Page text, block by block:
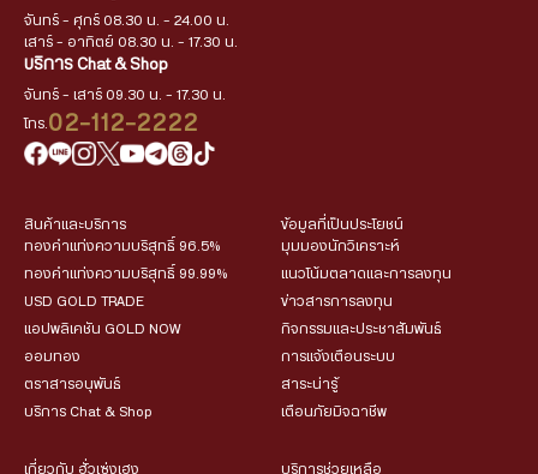
จันทร์ - ศุกร์ 08.30 น. - 24.00 น.
เสาร์ - อาทิตย์ 08.30 น. - 17.30 น.
บริการ Chat & Shop
จันทร์ - เสาร์ 09.30 น. - 17.30 น.
โทร. 02-112-2222
สินค้าและบริการ
ทองคำแท่งความบริสุทธิ์ 96.5%
ทองคำแท่งความบริสุทธิ์ 99.99%
USD GOLD TRADE
แอปพลิเคชัน GOLD NOW
ออมทอง
ตราสารอนุพันธ์
บริการ Chat & Shop
ข้อมูลที่เป็นประโยชน์
มุมมองนักวิเคราะห์
แนวโน้มตลาดและการลงทุน
ข่าวสารการลงทุน
กิจกรรมและประชาสัมพันธ์
การแจ้งเตือนระบบ
สาระน่ารู้
เตือนภัยมิจฉาชีพ
เกี่ยวกับ ฮั่วเซ่งเฮง บริการช่วยเหลือ